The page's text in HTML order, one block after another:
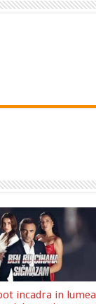
incadra in lumea